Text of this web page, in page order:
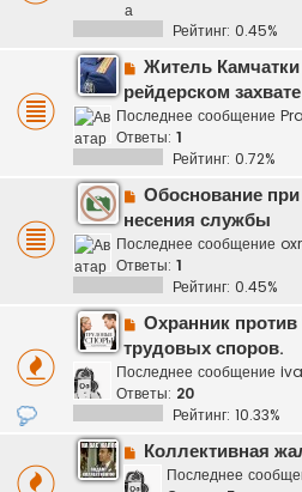
Рейтинг: 0.45%
Житель
рейдерском
Последнее сообщение
Ответы: 1
Рейтинг: 0.72%
Обоснование
несения службы
Последнее сообщение
Ответы: 1
Рейтинг: 0.45%
Охранник
трудовых споров.
Последнее сообщение
Ответы: 20
Рейтинг: 10.33%
Коллективная
Последнее